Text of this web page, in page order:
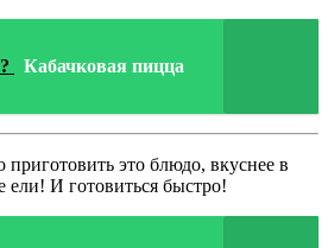
Кабачковая пицца
приготовить это блюдо, вкуснее в
И готовиться быстро!